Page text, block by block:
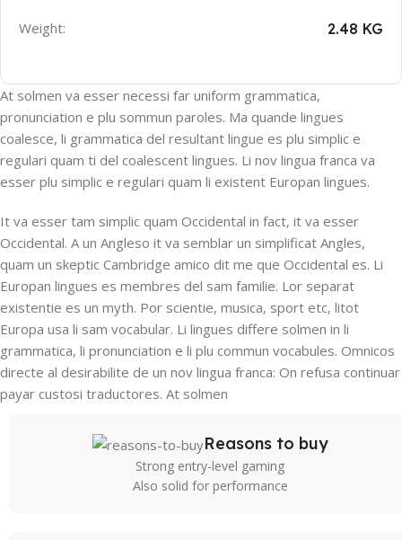
Weight: 2.48 KG
At solmen va esser necessi far uniform grammatica,
pronunciation e plu sommun paroles. Ma quande lingues
coalesce, li grammatica del resultant lingue es plu simplic e
regulari quam ti del coalescent lingues. Li nov lingua franca va
esser plu simplic e regulari quam li existent Europan lingues.
It va esser tam simplic quam Occidental in fact, it va esser
Occidental. A un Angleso it va semblar un simplificat Angles,
quam un skeptic Cambridge amico dit me que Occidental es. Li
Europan lingues es membres del sam familie. Lor separat
existentie es un myth. Por scientie, musica, sport etc, litot
Europa usa li sam vocabular. Li lingues differe solmen in li
grammatica, li pronunciation e li plu commun vocabules. Omnicos
directe al desirabilite de un nov lingua franca: On refusa continuar
payar custosi traductores. At solmen
Reasons to buy
Strong entry-level gaming
Also solid for performance